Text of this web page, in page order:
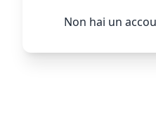
Non hai un